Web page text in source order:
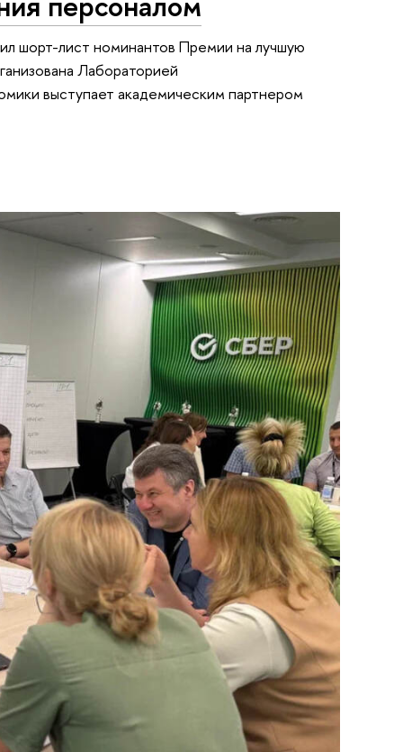
шорт-лист номинантов Премии на лучшую
Лабораторией
выступает академическим партнером